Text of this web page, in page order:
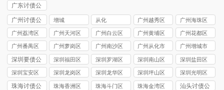
广东讨债公
司
广州讨债公
司
增城 从化
广州越秀区
讨债公司
广州海珠区
讨债公司
广州荔湾区
讨债公司
广州天河区
讨债公司
广州白云区
讨债公司
广州黄埔区
讨债公司
广州花都区
讨债公司
广州番禺区
讨债公司
广州萝岗区
讨债公司
广州南沙区
讨债公司
广州从化市
讨债公司
广州增城市
讨债公司
深圳要债公
司
深圳福田区
要债公司
深圳罗湖区
要债公司
深圳南山区
要债公司
深圳盐田区
要债公司
深圳宝安区
要债公司
深圳龙岗区
要债公司
深圳龙华区
要债公司
深圳坪山区
要债公司
深圳光明区
要债公司
珠海讨债公
珠海香洲区
珠海斗门区
珠海金湾区
汕头讨债公